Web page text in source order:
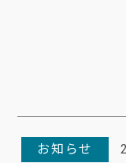
お知らせ